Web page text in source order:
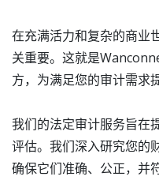
在充满活力和复杂的商业
关重要。这就是
方，为满足您的审计需求
我们的法定审计服务旨在
评估。我们深入研究您的
确保它们准确、公正，并